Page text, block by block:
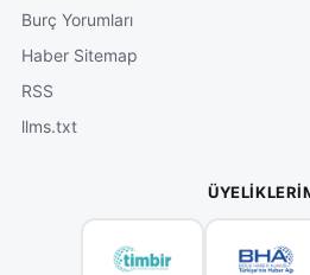
Burç Yorumları
Haber Sitemap
RSS
llms.txt